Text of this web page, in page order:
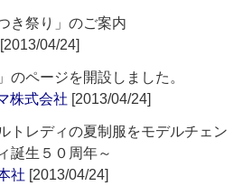
き祭り」のご案内
[2013/04/24]
のページを開設しました。
株式会社 [2013/04/24]
トレディの夏制服をモデルチェン
誕生５０周年～
社 [2013/04/24]